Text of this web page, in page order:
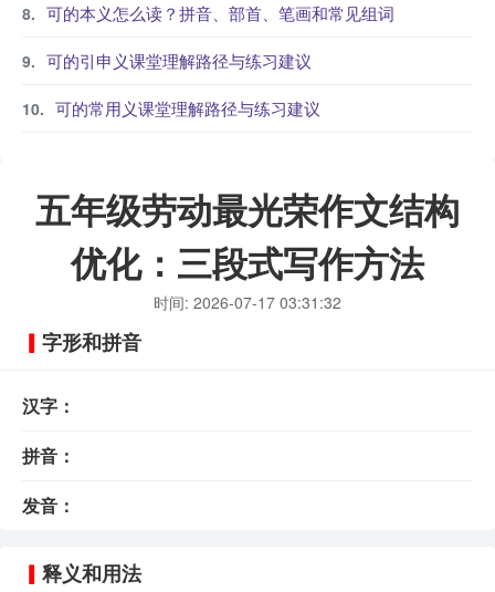
可的本义怎么读？拼音、部首、笔画和常见组词
可的引申义课堂理解路径与练习建议
可的常用义课堂理解路径与练习建议
五年级劳动最光荣作文结构
优化：三段式写作方法
时间: 2026-07-17 03:31:32
字形和拼音
汉字：
拼音：
发音：
释义和用法